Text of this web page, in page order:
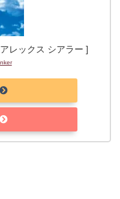
レックス シアラー ]